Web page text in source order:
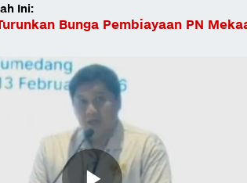
Ini:
Bunga Pembiayaan PN